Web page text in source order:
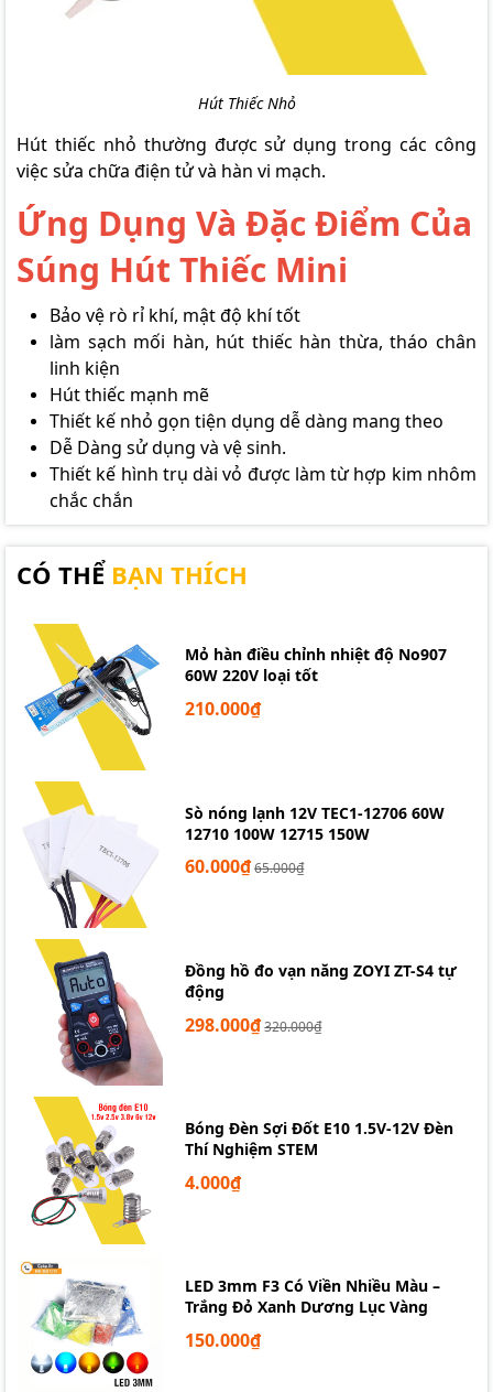
Hút Thiếc Nhỏ
Hút thiếc nhỏ thường được sử dụng trong các công
việc sửa chữa điện tử và hàn vi mạch.
Ứng Dụng Và Đặc Điểm Của
Súng Hút Thiếc Mini
Bảo vệ rò rỉ khí, mật độ khí tốt
làm sạch mối hàn, hút thiếc hàn thừa, tháo chân
linh kiện
Hút thiếc mạnh mẽ
Thiết kế nhỏ gọn tiện dụng dễ dàng mang theo
Dễ Dàng sử dụng và vệ sinh.
Thiết kế hình trụ dài vỏ được làm từ hợp kim nhôm
chắc chắn
CÓ THỂ BẠN THÍCH
Mỏ hàn điều chỉnh nhiệt độ No907
60W 220V loại tốt
210.000₫
Sò nóng lạnh 12V TEC1-12706 60W
12710 100W 12715 150W
60.000₫65.000₫
Đồng hồ đo vạn năng ZOYI ZT-S4 tự
động
298.000₫320.000₫
Bóng Đèn Sợi Đốt E10 1.5V-12V Đèn
Thí Nghiệm STEM
4.000₫
LED 3mm F3 Có Viền Nhiều Màu –
Trắng Đỏ Xanh Dương Lục Vàng
150.000₫